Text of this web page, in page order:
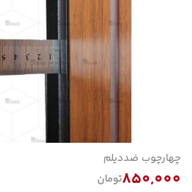
چهارچوب ضددیلم
850,000تومان